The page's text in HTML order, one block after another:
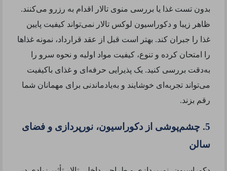
بدون تست غذا یا بررسی منوی تالار اقدام به رزرو می‌کنند.
ظاهر زیبا و دکوراسیون لوکس تالار نمی‌تواند کیفیت پایین
غذا را جبران کند. بهتر است قبل از عقد قرارداد، نمونه غذاها
را امتحان کرده و تنوع، کیفیت مواد اولیه و نحوه سرو را
به‌دقت بررسی کنید. یک پذیرایی حرفه‌ای و غذای باکیفیت
می‌تواند تجربه‌ای خوشایند و به‌یادماندنی برای مهمانان شما
رقم بزند.
5. چشم‌پوشی از دکوراسیون، نورپردازی و فضای
سالن